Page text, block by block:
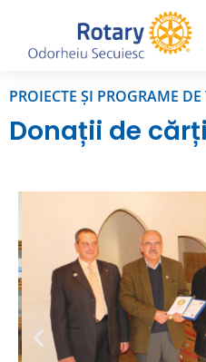
PROIECTE ȘI PROGRAME
Donații de